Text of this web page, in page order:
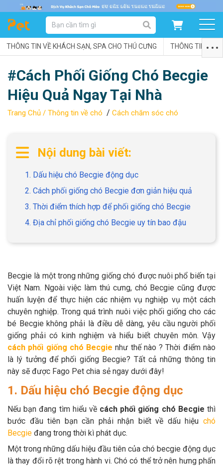
DANH MỤC SẢN PHẨM
SẢN PHẨM DÀNH CHO MÈO SẢN PHẨM DÀNH CHO CHÓ
SẨN PHẨM THEO THƯƠNG HIỆU
GIỚI THIỆU
DỊCH VỤ
Khách sạn chó mèo Spa chó mèo
Dịch vụ cắt tỉa lông chó
mèo
Dịch vụ huấn luyện chó
mèo
mèo
TIN TỨC
Thông tin về khách sạn,
spa cho thú cưng
Thông tin về chó
THÔNG TIN VỀ KHÁCH SẠN, SPA CHO THÚ CƯNG THÔNG TIN VỀ
#Cách Phối Giống Chó Becgie
Hiệu Quả Ngay Tại Nhà
Trang Chủ / Thông tin về chó / Cách chăm sóc chó
Nội dung bài viết:
1. Dấu hiệu chó Becgie động dục
2. Cách phối giống chó Becgie đơn giản hiệu quả
3. Thời điểm thích hợp để phối giống chó Becgie
4. Địa chỉ phối giống chó Becgie uy tín bao đậu
Becgie là một trong những giống chó được nuôi phổ biến tại
Việt Nam. Ngoài việc làm thú cưng, chó Becgie cũng được
huấn luyện để thực hiện các nhiệm vụ nghiệp vụ một cách
chuyên nghiệp. Trong quá trình nuôi việc phối giống cho các
bé Becgie không phải là điều dễ dàng, yêu cầu người phối
giống phải có kinh nghiệm và hiểu biết chuyên môn. Vậy
cách phối giống chó Becgie như thế nào ? Thời điểm nào
là lý tưởng để phối giống Becgie? Tất cả những thông tin
này sẽ được Fago Pet chia sẻ ngay dưới đây!
1. Dấu hiệu chó Becgie động dục
Nếu bạn đang tìm hiểu về cách phối giống chó Becgie thì
bước đầu tiên bạn cần phải nhận biết về dấu hiệu chó
Becgie đang trong thời kì phát dục.
Một trong những dấu hiệu đầu tiên của chó becgie động dục
là thay đổi rõ rệt trong hành vi. Chó có thể trở nên hưng phấn